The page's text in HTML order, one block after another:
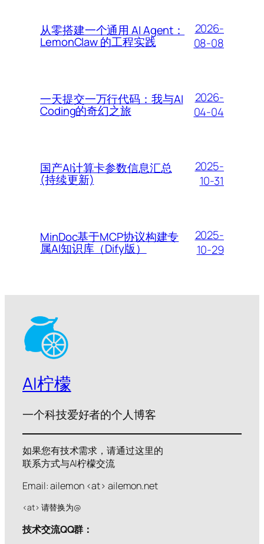
从零搭建一个通用 AI Agent：
LemonClaw 的工程实践
2026-
08-08
一天提交一万行代码：我与AI
Coding的奇幻之旅
2026-
04-04
国产AI计算卡参数信息汇总
(持续更新)
2025-
10-31
MinDoc基于MCP协议构建专
属AI知识库（Dify版）
2025-
10-29
AI柠檬
一个科技爱好者的个人博客
如果您有技术需求，请通过这里的
联系方式与AI柠檬交流
Email: ailemon <at> ailemon.net
<at> 请替换为@
技术交流QQ群：